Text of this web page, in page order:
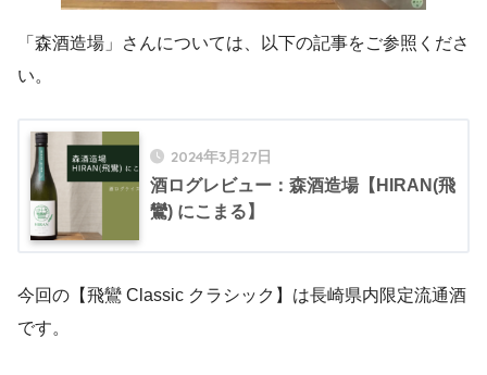
「森酒造場」さんについては、以下の記事をご参照くださ
い。
2024年3月27日
酒ログレビュー：森酒造場【HIRAN(飛
鸞) にこまる】
今回の【飛鸞 Classic クラシック】は長崎県内限定流通酒
です。